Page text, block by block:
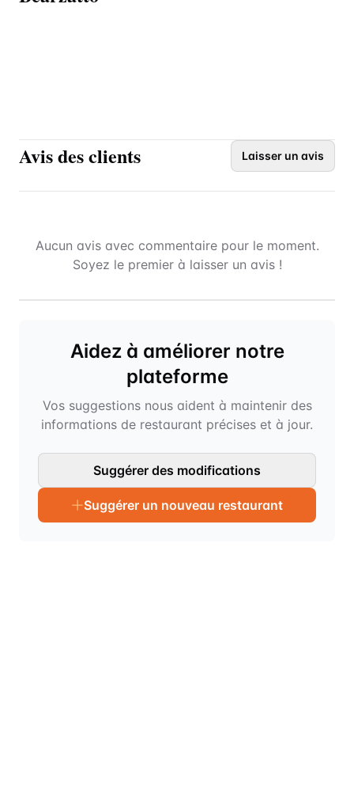
Avis des clients Laisser un avis
Aucun avis avec commentaire pour le moment.
Soyez le premier à laisser un avis !
Aidez à améliorer notre
plateforme
Vos suggestions nous aident à maintenir des
informations de restaurant précises et à jour.
Suggérer des modifications
Suggérer un nouveau restaurant